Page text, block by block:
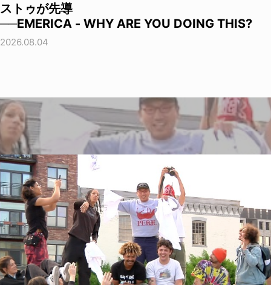
ストゥが先導
──EMERICA - WHY ARE YOU DOING THIS?
2026.08.04